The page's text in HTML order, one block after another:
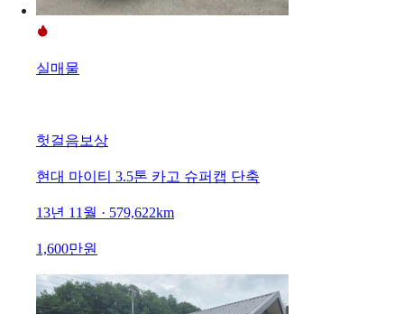
실매물
헛걸음보상
현대 마이티 3.5톤 카고 슈퍼캡 단축
13년 11월 · 579,622km
1,600만원